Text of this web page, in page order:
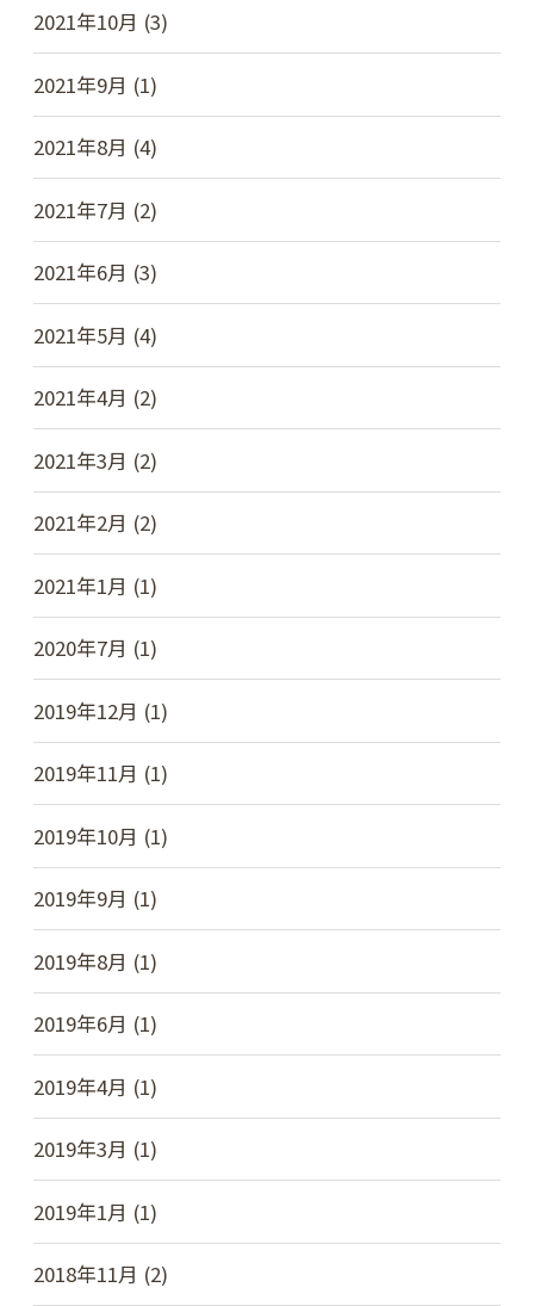
2021年10月 (3)
2021年9月 (1)
2021年8月 (4)
2021年7月 (2)
2021年6月 (3)
2021年5月 (4)
2021年4月 (2)
2021年3月 (2)
2021年2月 (2)
2021年1月 (1)
2020年7月 (1)
2019年12月 (1)
2019年11月 (1)
2019年10月 (1)
2019年9月 (1)
2019年8月 (1)
2019年6月 (1)
2019年4月 (1)
2019年3月 (1)
2019年1月 (1)
2018年11月 (2)